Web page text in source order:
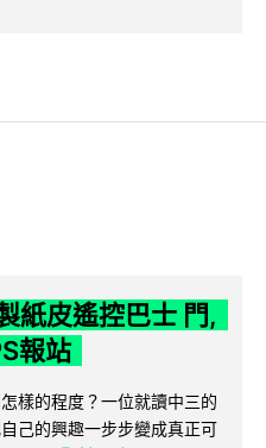
紙皮遙控巴士 門,
報站
樣的程度？一位就讀中三的
己的興趣一步步變成真正可